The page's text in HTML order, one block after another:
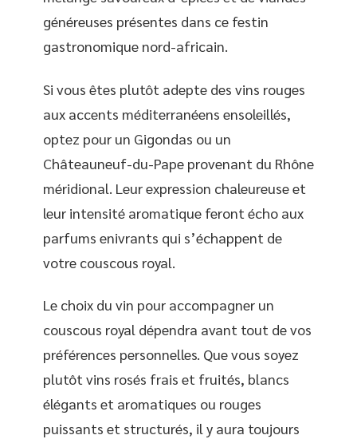
généreuses présentes dans ce festin
gastronomique nord-africain.
Si vous êtes plutôt adepte des vins rouges
aux accents méditerranéens ensoleillés,
optez pour un Gigondas ou un
Châteauneuf-du-Pape provenant du Rhône
méridional. Leur expression chaleureuse et
leur intensité aromatique feront écho aux
parfums enivrants qui s’échappent de
votre couscous royal.
Le choix du vin pour accompagner un
couscous royal dépendra avant tout de vos
préférences personnelles. Que vous soyez
plutôt vins rosés frais et fruités, blancs
élégants et aromatiques ou rouges
puissants et structurés, il y aura toujours